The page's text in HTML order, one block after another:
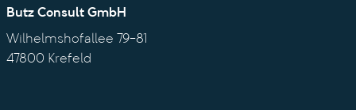
Butz Consult GmbH
Wilhelmshofallee 79-81
47800 Krefeld